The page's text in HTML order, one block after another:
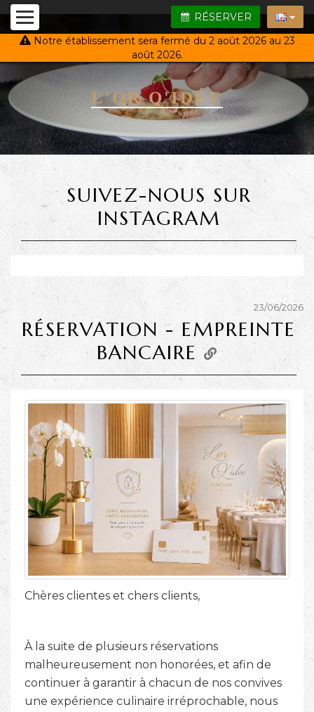
RÉSERVER
Notre établissement sera fermé du 2 août 2026 au 23
août 2026.
L'OR Q'IDÉE
SUIVEZ-NOUS SUR
INSTAGRAM
23/06/2026
RÉSERVATION - EMPREINTE
BANCAIRE
Chères clientes et chers clients,
À la suite de plusieurs réservations
malheureusement non honorées, et afin de
continuer à garantir à chacun de nos convives
une expérience culinaire irréprochable, nous